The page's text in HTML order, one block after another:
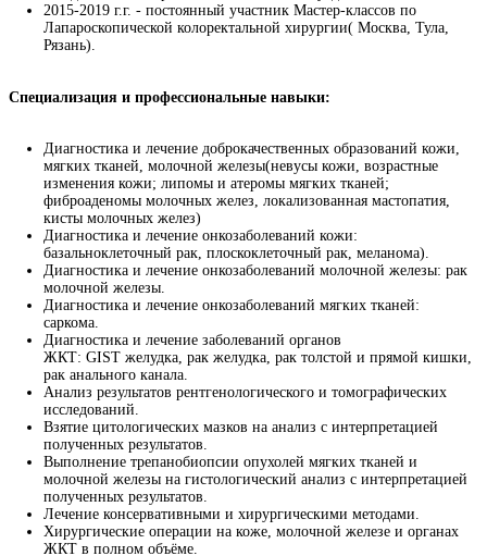
2015-2019 г.г. - постоянный участник Мастер-классов по
Лапароскопической колоректальной хирургии( Москва, Тула,
Рязань).
Специализация и профессиональные навыки:
Диагностика и лечение доброкачественных образований кожи,
мягких тканей, молочной железы(невусы кожи, возрастные
изменения кожи; липомы и атеромы мягких тканей;
фиброаденомы молочных желез, локализованная мастопатия,
кисты молочных желез)
Диагностика и лечение онкозаболеваний кожи:
базальноклеточный рак, плоскоклеточный рак, меланома).
Диагностика и лечение онкозаболеваний молочной железы: рак
молочной железы.
Диагностика и лечение онкозаболеваний мягких тканей:
саркома.
Диагностика и лечение заболеваний органов
ЖКТ: GIST желудка, рак желудка, рак толстой и прямой кишки,
рак анального канала.
Анализ результатов рентгенологического и томографических
исследований.
Взятие цитологических мазков на анализ с интерпретацией
полученных результатов.
Выполнение трепанобиопсии опухолей мягких тканей и
молочной железы на гистологический анализ с интерпретацией
полученных результатов.
Лечение консервативными и хирургическими методами.
Хирургические операции на коже, молочной железе и органах
ЖКТ в полном объёме.